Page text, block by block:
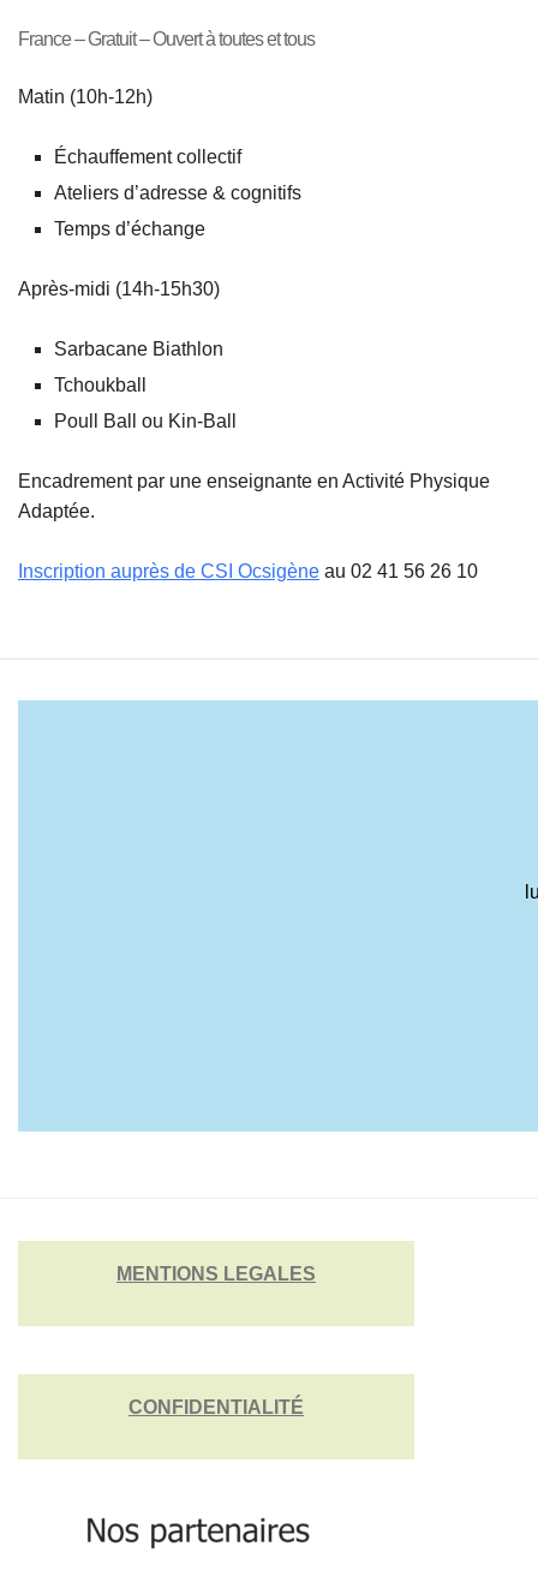
France – Gratuit – Ouvert à toutes et tous
Matin (10h-12h)
Échauffement collectif
Ateliers d’adresse & cognitifs
Temps d’échange
Après-midi (14h-15h30)
Sarbacane Biathlon
Tchoukball
Poull Ball ou Kin-Ball
Encadrement par une enseignante en Activité Physique
Adaptée.
Inscription auprès de CSI Ocsigène au 02 41 56 26 10
MENTIONS LEGALES
CONFIDENTIALITÉ